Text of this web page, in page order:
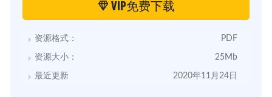
VIP免费下载
资源格式： PDF
资源大小： 25Mb
最近更新 2020年11月24日